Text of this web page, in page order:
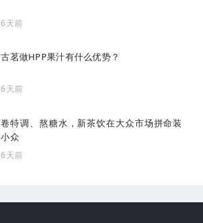
6天前
古茗做HPP果汁有什么优势？
6天前
卷特调、熬糖水，新茶饮在大众市场拼命装
小众
6天前